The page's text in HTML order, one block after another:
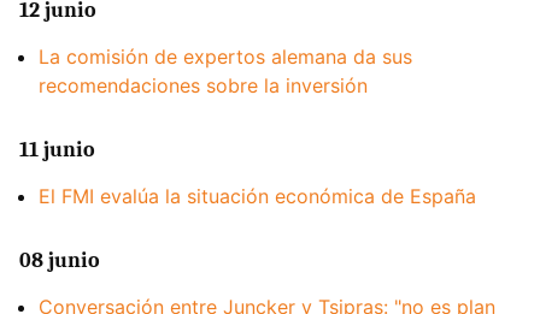
12 junio
La comisión de expertos alemana da sus
recomendaciones sobre la inversión
11 junio
El FMI evalúa la situación económica de España
08 junio
Conversación entre Juncker y Tsipras: "no es plan